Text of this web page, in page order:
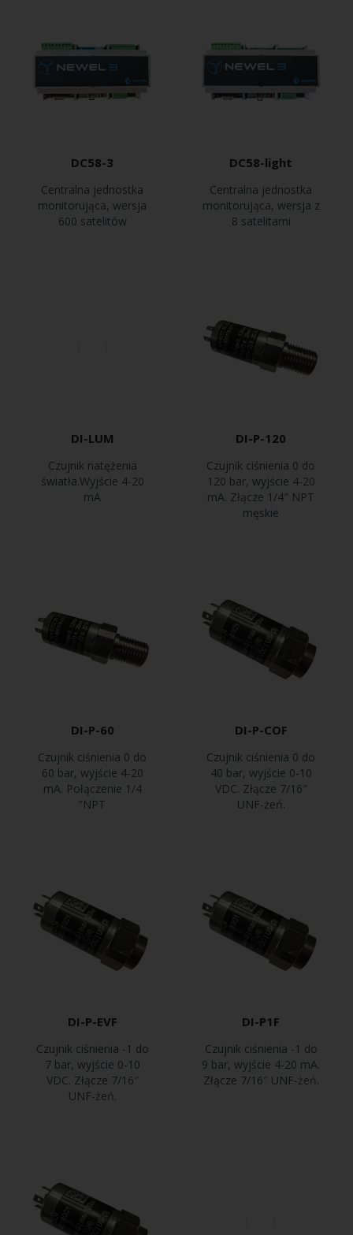
DC58-3
Centralna jednostka
monitorująca, wersja
600 satelitów
DC58-light
Centralna jednostka
monitorująca, wersja z
8 satelitami
DI-LUM
Czujnik natężenia
światła.Wyjście 4-20
mA
DI-P-120
Czujnik ciśnienia 0 do
120 bar, wyjście 4-20
mA. Złącze 1/4″ NPT
męskie
DI-P-60
Czujnik ciśnienia 0 do
60 bar, wyjście 4-20
mA. Połączenie 1/4
”NPT
DI-P-COF
Czujnik ciśnienia 0 do
40 bar, wyjście 0-10
VDC. Złącze 7/16″
UNF-żeń.
DI-P-EVF
Czujnik ciśnienia -1 do
7 bar, wyjście 0-10
VDC. Złącze 7/16″
UNF-żeń.
DI-P1F
Czujnik ciśnienia -1 do
9 bar, wyjście 4-20 mA.
Złącze 7/16″ UNF-żeń.